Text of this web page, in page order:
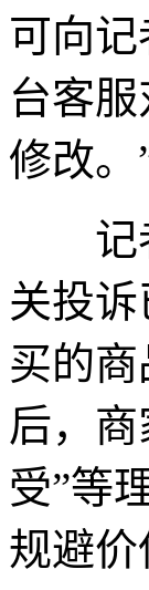
可向
台客
修改。
记者
关投
买的
后，
受”等
规避价